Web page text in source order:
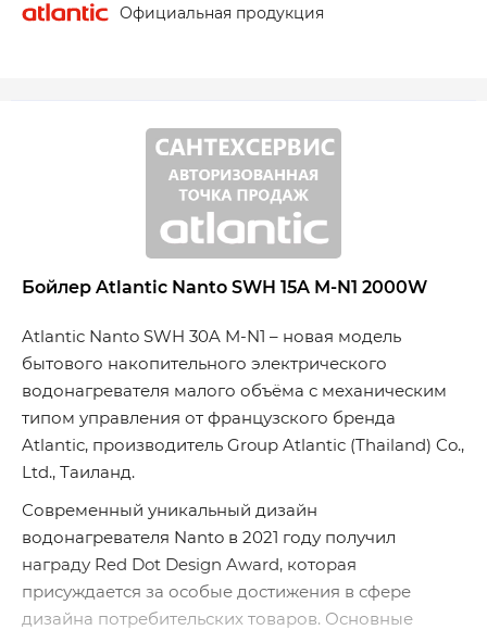
Официальная продукция
Бойлер Atlantic Nanto SWH 15A M-N1 2000W
Atlantic Nanto SWH 30A M-N1 – новая модель
бытового накопительного электрического
водонагревателя малого объёма с механическим
типом управления от французского бренда
Atlantic, производитель Group Atlantic (Thailand) Co.,
Ltd., Таиланд.
Современный уникальный дизайн
водонагревателя Nanto в 2021 году получил
награду Red Dot Design Award, которая
присуждается за особые достижения в сфере
дизайна потребительских товаров. Основные